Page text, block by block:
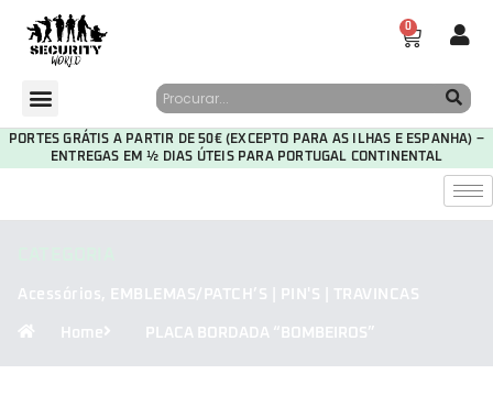
0
PORTES GRÁTIS A PARTIR DE 50€ (EXCEPTO PARA AS ILHAS E ESPANHA) –
ENTREGAS EM ½ DIAS ÚTEIS PARA PORTUGAL CONTINENTAL
Acessórios, EMBLEMAS/PATCH’S | PIN'S | TRAVINCAS
Home PLACA BORDADA “BOMBEIROS”